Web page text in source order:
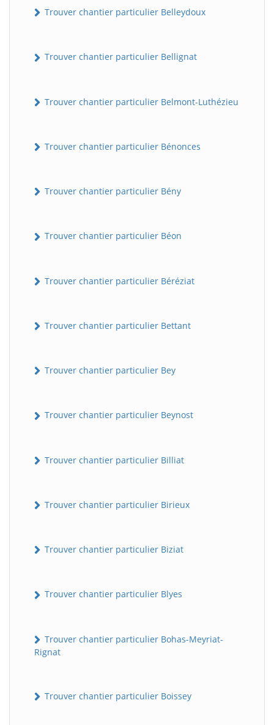
Trouver chantier particulier Belleydoux
Trouver chantier particulier Bellignat
Trouver chantier particulier Belmont-Luthézieu
Trouver chantier particulier Bénonces
Trouver chantier particulier Bény
Trouver chantier particulier Béon
Trouver chantier particulier Béréziat
Trouver chantier particulier Bettant
Trouver chantier particulier Bey
Trouver chantier particulier Beynost
Trouver chantier particulier Billiat
Trouver chantier particulier Birieux
Trouver chantier particulier Biziat
Trouver chantier particulier Blyes
Trouver chantier particulier Bohas-Meyriat-
Rignat
Trouver chantier particulier Boissey